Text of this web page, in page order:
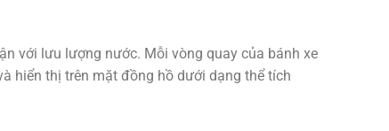
với lưu lượng nước. Mỗi vòng quay của bánh xe
hiển thị trên mặt đồng hồ dưới dạng thể tích